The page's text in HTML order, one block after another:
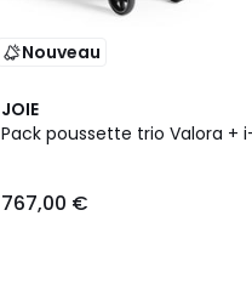
Nouveau
JOIE
Pack poussette trio Valora +
767,00 €
2
Couleurs